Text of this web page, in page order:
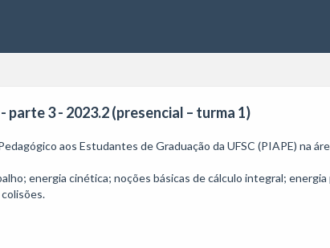
parte 3 - 2023.2 (presencial – turma 1)
aos Estudantes de Graduação da UFSC (PIAPE) na
energia cinética; noções básicas de cálculo integral;